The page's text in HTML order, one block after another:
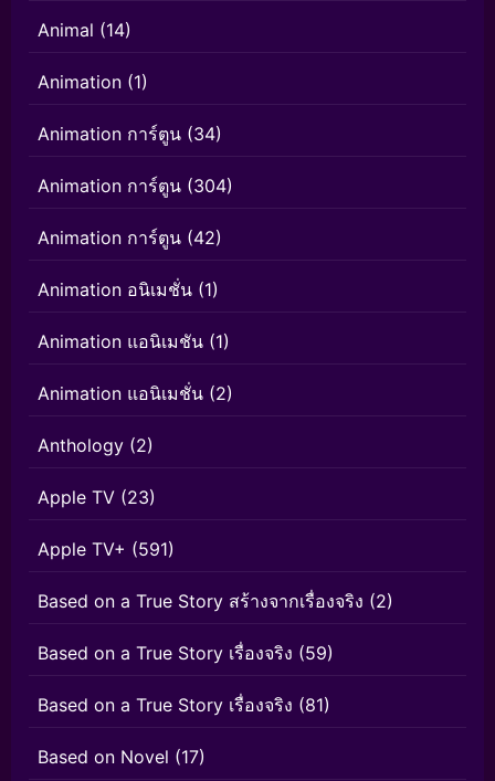
Animal (14)
Animation (1)
Animation การ์ตูน (34)
Animation การ์ตูน (304)
Animation การ์ตูน (42)
Animation อนิเมชั่น (1)
Animation แอนิเมชัน (1)
Animation แอนิเมชั่น (2)
Anthology (2)
Apple TV (23)
Apple TV+ (591)
Based on a True Story สร้างจากเรื่องจริง (2)
Based on a True Story เรื่องจริง (59)
Based on a True Story เรื่องจริง (81)
Based on Novel (17)